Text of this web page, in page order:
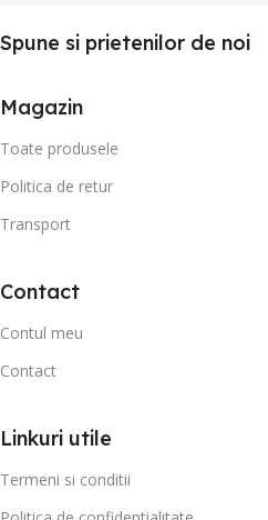
Spune si prietenilor de noi
Magazin
Toate produsele
Politica de retur
Transport
Contact
Contul meu
Contact
Linkuri utile
Termeni si conditii